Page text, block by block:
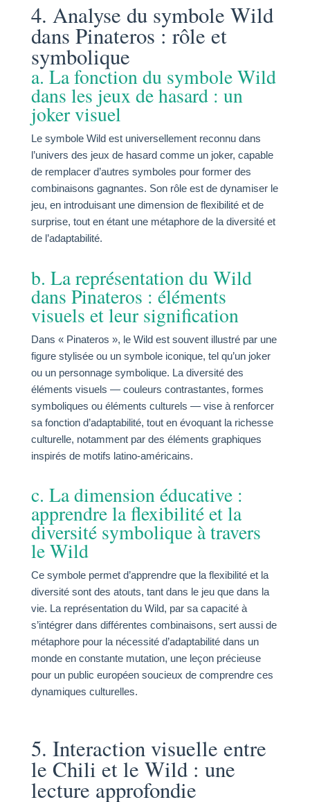
4. Analyse du symbole Wild
dans Pinateros : rôle et
symbolique
a. La fonction du symbole Wild
dans les jeux de hasard : un
joker visuel
Le symbole Wild est universellement reconnu dans
l’univers des jeux de hasard comme un joker, capable
de remplacer d’autres symboles pour former des
combinaisons gagnantes. Son rôle est de dynamiser le
jeu, en introduisant une dimension de flexibilité et de
surprise, tout en étant une métaphore de la diversité et
de l’adaptabilité.
b. La représentation du Wild
dans Pinateros : éléments
visuels et leur signification
Dans « Pinateros », le Wild est souvent illustré par une
figure stylisée ou un symbole iconique, tel qu’un joker
ou un personnage symbolique. La diversité des
éléments visuels — couleurs contrastantes, formes
symboliques ou éléments culturels — vise à renforcer
sa fonction d’adaptabilité, tout en évoquant la richesse
culturelle, notamment par des éléments graphiques
inspirés de motifs latino-américains.
c. La dimension éducative :
apprendre la flexibilité et la
diversité symbolique à travers
le Wild
Ce symbole permet d’apprendre que la flexibilité et la
diversité sont des atouts, tant dans le jeu que dans la
vie. La représentation du Wild, par sa capacité à
s’intégrer dans différentes combinaisons, sert aussi de
métaphore pour la nécessité d’adaptabilité dans un
monde en constante mutation, une leçon précieuse
pour un public européen soucieux de comprendre ces
dynamiques culturelles.
5. Interaction visuelle entre
le Chili et le Wild : une
lecture approfondie